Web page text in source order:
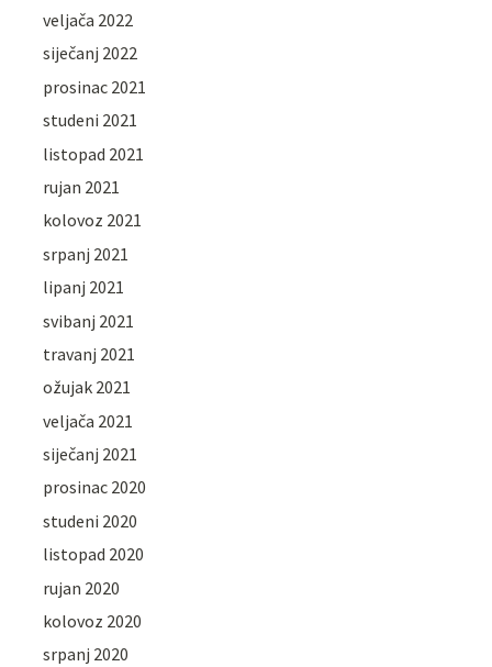
veljača 2022
siječanj 2022
prosinac 2021
studeni 2021
listopad 2021
rujan 2021
kolovoz 2021
srpanj 2021
lipanj 2021
svibanj 2021
travanj 2021
ožujak 2021
veljača 2021
siječanj 2021
prosinac 2020
studeni 2020
listopad 2020
rujan 2020
kolovoz 2020
srpanj 2020